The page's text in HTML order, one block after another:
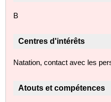
B
Centres d'intérêts
Natation, contact avec les
Atouts et compétences